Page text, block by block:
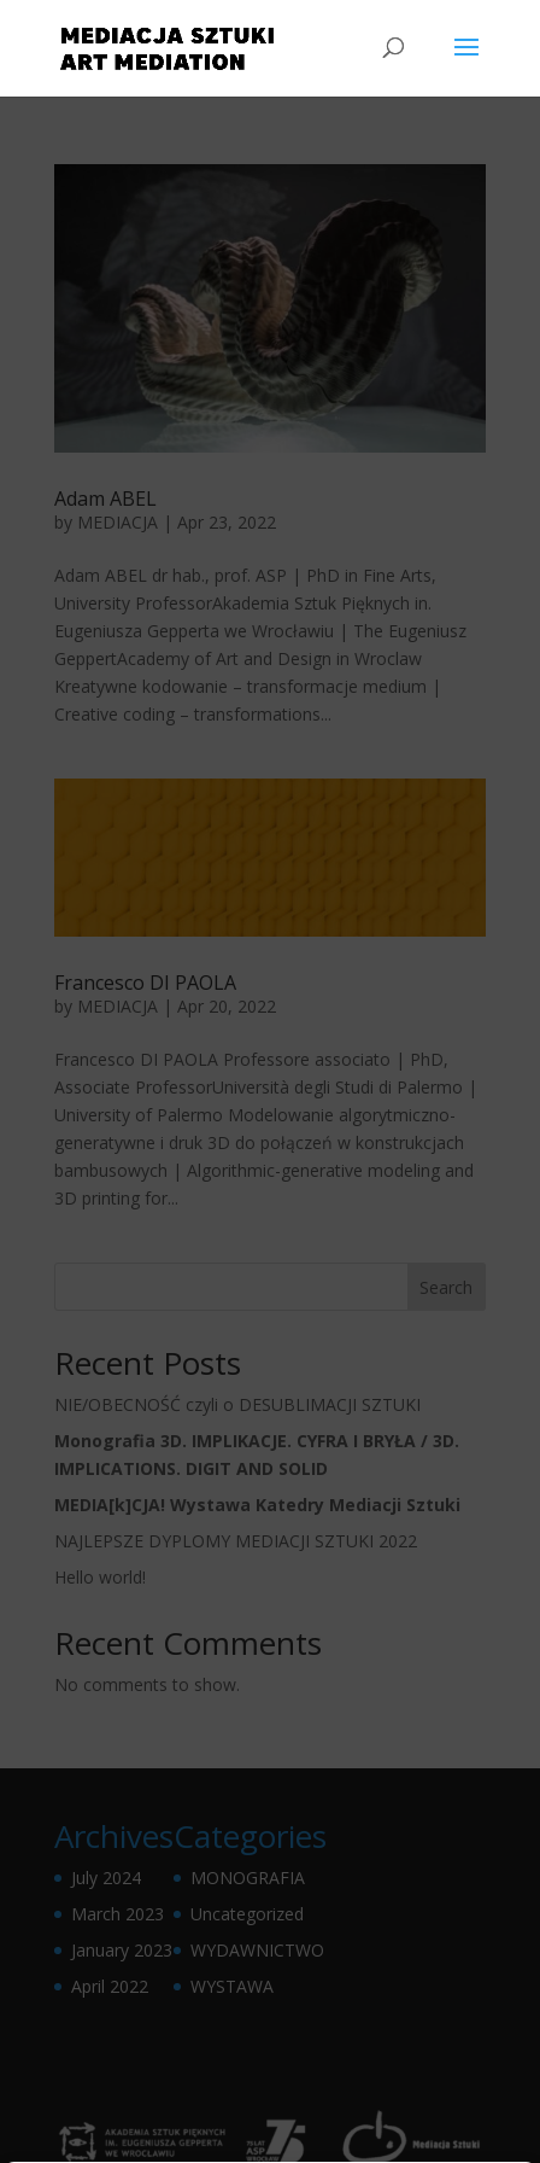
Adam ABEL
by MEDIACJA| Apr 23, 2022
Adam ABEL dr hab., prof. ASP | PhD in Fine Arts,
University ProfessorAkademia Sztuk Pięknych in.
Eugeniusza Gepperta we Wrocławiu | The Eugeniusz
GeppertAcademy of Art and Design in Wroclaw
Kreatywne kodowanie – transformacje medium |
Creative coding – transformations...
Francesco DI PAOLA
by MEDIACJA| Apr 20, 2022
Francesco DI PAOLA Professore associato | PhD,
Associate ProfessorUniversità degli Studi di Palermo |
University of Palermo Modelowanie algorytmiczno-
generatywne i druk 3D do połączeń w konstrukcjach
bambusowych | Algorithmic-generative modeling and
3D printing for...
Search
Recent Posts
NIE/OBECNOŚĆ czyli o DESUBLIMACJI SZTUKI
Monografia 3D. IMPLIKACJE. CYFRA I BRYŁA / 3D.
IMPLICATIONS. DIGIT AND SOLID
MEDIA[k]CJA! Wystawa Katedry Mediacji Sztuki
NAJLEPSZE DYPLOMY MEDIACJI SZTUKI 2022
Hello world!
Recent Comments
No comments to show.
Archives
July 2024
March 2023
January 2023
April 2022
Categories
MONOGRAFIA
Uncategorized
WYDAWNICTWO
WYSTAWA